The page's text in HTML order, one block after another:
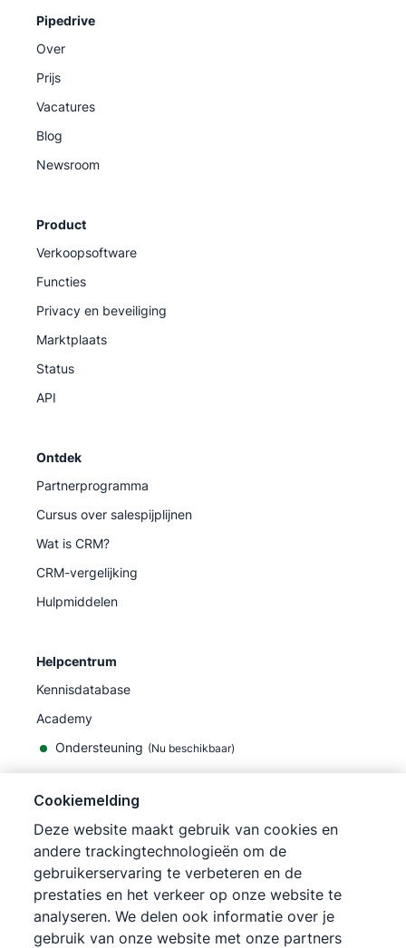
Pipedrive
Over
Prijs
Vacatures
Blog
Newsroom
Product
Verkoopsoftware
Functies
Privacy en beveiliging
Marktplaats
Status
API
Ontdek
Partnerprogramma
Cursus over salespijplijnen
Wat is CRM?
CRM-vergelijking
Hulpmiddelen
Helpcentrum
Kennisdatabase
Academy
Ondersteuning (Nu beschikbaar)
©2026 Pipedrive
Pipedrive
Gebruiksvoorwaarden
Pipedrive
Privacyverklaring
Siteoverzicht
Cookiemelding
Cookiemelding
Deze website maakt gebruik van cookies en
andere trackingtechnologieën om de
gebruikerservaring te verbeteren en de
prestaties en het verkeer op onze website te
analyseren. We delen ook informatie over je
gebruik van onze website met onze partners